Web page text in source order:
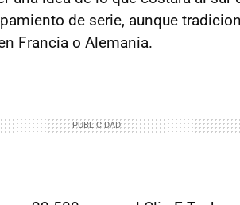
de serie, aunque
Francia o Alemania.